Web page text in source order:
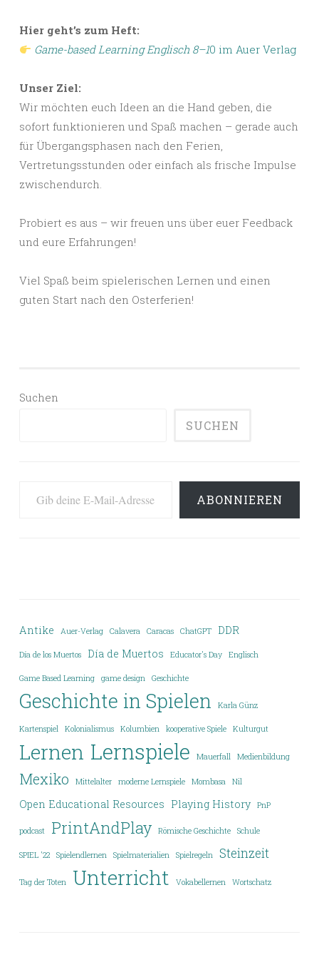
Hier geht’s zum Heft:
Game-based Learning Englisch 8–10 im Auer Verlag
Unser Ziel:
Wir möchten euch Ideen an die Hand geben, die
sofort funktionieren und Spaß machen – gerade auch
für Übergangsphasen nach den Ferien,
Vertretungsstunden oder einfach als frische Impulse
zwischendurch.
Probiert es aus – wir freuen uns über euer Feedback
und eure Erfahrungen!
Viel Spaß beim spielerischen Lernen und einen
guten Start nach den Osterferien!
Suchen
SUCHEN
ABONNIEREN
Antike Auer-Verlag Calavera Caracas ChatGPT DDR
Día de los Muertos Día de Muertos Educator's Day Englisch
Game Based Learning game design Geschichte
Geschichte in Spielen Karla Günz
Kartenspiel Kolonialismus Kolumbien kooperative Spiele Kulturgut
Lernen Lernspiele Mauerfall Medienbildung
Mexiko Mittelalter moderne Lernspiele Mombasa Nil
Open Educational Resources Playing History PnP
podcast PrintAndPlay Römische Geschichte Schule
SPIEL '22 Spielendlernen Spielmaterialien Spielregeln Steinzeit
Tag der Toten Unterricht Vokabellernen Wortschatz